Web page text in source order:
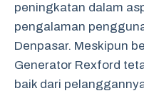
peningkatan dalam
pengalaman
Denpasar. Meskipun
Generator Rexford
baik dari